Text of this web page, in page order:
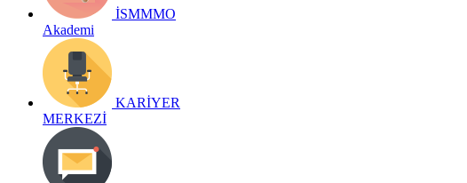
İSMMMO
Akademi
KARİYER
MERKEZİ